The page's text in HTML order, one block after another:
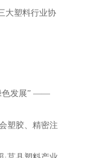
大塑料行业协
色发展” ——
塑胶、精密注